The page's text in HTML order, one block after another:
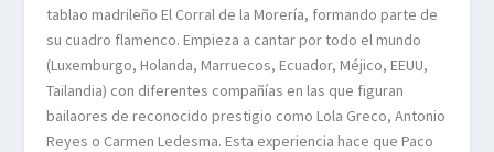
tablao madrileño El Corral de la Morería, formando parte de
su cuadro flamenco. Empieza a cantar por todo el mundo
(Luxemburgo, Holanda, Marruecos, Ecuador, Méjico, EEUU,
Tailandia) con diferentes compañías en las que figuran
bailaores de reconocido prestigio como Lola Greco, Antonio
Reyes o Carmen Ledesma. Esta experiencia hace que Paco